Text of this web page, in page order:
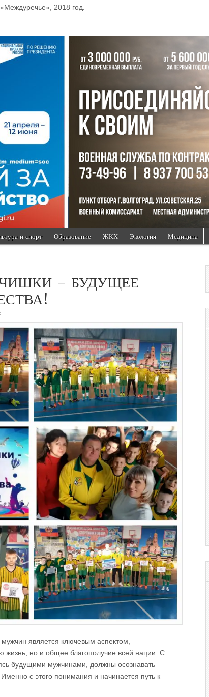
2018 год.
и спорт Образование ЖКХ Экология Медицина
– БУДУЩЕЕ
является ключевым аспектом,
но и общее благополучие всей нации. С
будущими мужчинами, должны осознавать
с этого понимания и начинается путь к